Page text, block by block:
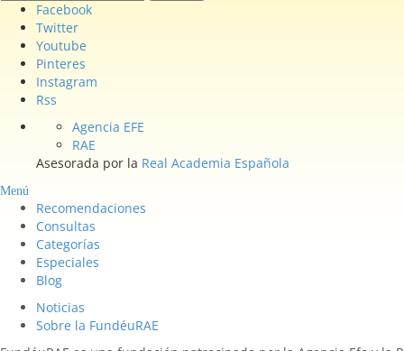
Facebook
Twitter
Youtube
Pinteres
Instagram
Rss
Agencia EFE
RAE
Asesorada por la Real Academia Española
Menú
Recomendaciones
Consultas
Categorías
Especiales
Blog
Noticias
Sobre la FundéuRAE